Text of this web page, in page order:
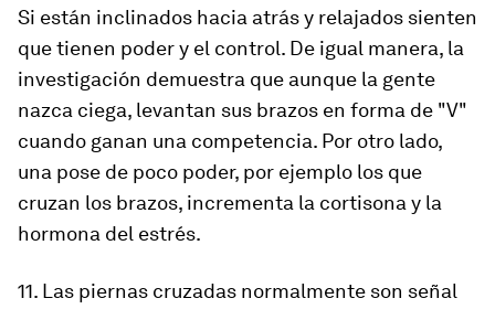
Si están inclinados hacia atrás y relajados sienten
que tienen poder y el control. De igual manera, la
investigación demuestra que aunque la gente
nazca ciega, levantan sus brazos en forma de "V"
cuando ganan una competencia. Por otro lado,
una pose de poco poder, por ejemplo los que
cruzan los brazos, incrementa la cortisona y la
hormona del estrés.
11. Las piernas cruzadas normalmente son señal